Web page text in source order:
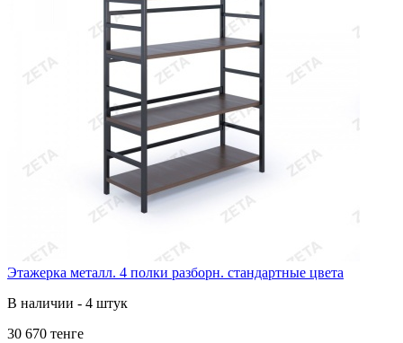
Этажерка металл. 4 полки разборн. стандартные цвета
В наличии - 4 штук
30 670 тенге